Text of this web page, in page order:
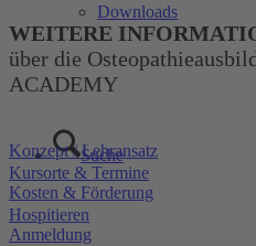
Downloads
Suche
WEITERE
über die
ACADEMY
Konzept / Lehransatz
Kursorte & Termine
Kosten & Förderung
Hospitieren
Anmeldung